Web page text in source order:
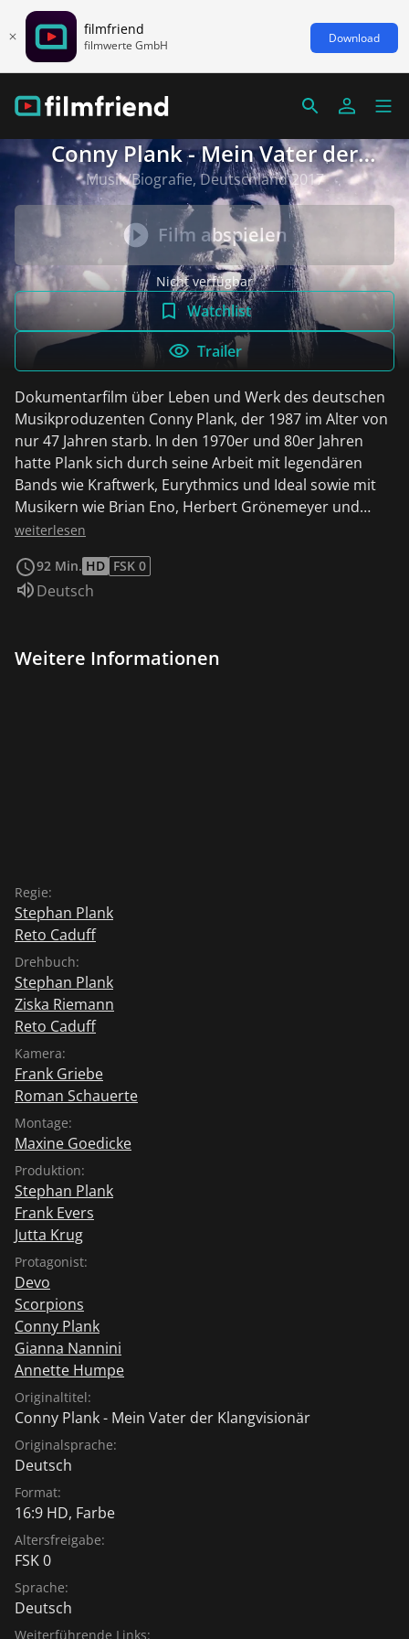
filmfriend
filmwerte GmbH Download
Conny Plank - Mein Vater der
Klangvisionär
Musik/Biografie, Deutschland 2017
Film abspielen
Nicht verfügbar
Watchlist
Trailer
Dokumentarfilm über Leben und Werk des deutschen
Musikproduzenten Conny Plank, der 1987 im Alter von
nur 47 Jahren starb. In den 1970er und 80er Jahren
hatte Plank sich durch seine Arbeit mit legendären
Bands wie Kraftwerk, Eurythmics und Ideal sowie mit
Musikern wie Brian Eno, Herbert Grönemeyer und
Gianna Nannini einen Namen gemacht. Plank galt als
äußerst exzentrisch und selektiv – er arbeitete nicht
mit jedem Künstler und erteilte beispielsweise 1974
und lässt Wegbegleiter Planks zu Wort kommen,
weiterlesen
92 Min. HD FSK 0
Sprache:
Deutsch
Weitere Informationen
Regie:
Stephan Plank
Reto Caduff
Drehbuch:
Stephan Plank
Ziska Riemann
Reto Caduff
Kamera:
Frank Griebe
Roman Schauerte
Montage:
Maxine Goedicke
Produktion:
Stephan Plank
Frank Evers
Jutta Krug
Protagonist:
Devo
Scorpions
Conny Plank
Gianna Nannini
Annette Humpe
Originaltitel:
Conny Plank - Mein Vater der Klangvisionär
Originalsprache:
Deutsch
Format:
16:9 HD, Farbe
Altersfreigabe:
FSK 0
Sprache:
Deutsch
Weiterführende Links: